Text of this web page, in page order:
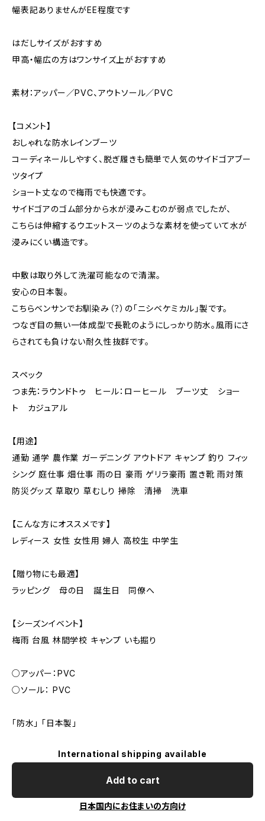
幅表記ありませんがEE程度です
はだしサイズがおすすめ
甲高・幅広の方はワンサイズ上がおすすめ
素材：アッパー／PVC、アウトソール／PVC
【コメント】
おしゃれな防水レインブーツ
コーディネールしやすく、脱ぎ履きも簡単で人気のサイドゴアブー
ツタイプ
ショート丈なので梅雨でも快適です。
サイドゴアのゴム部分から水が浸みこむのが弱点でしたが、
こちらは伸縮するウエットスーツのような素材を使っていて水が
浸みにくい構造です。
中敷は取り外して洗濯可能なので清潔。
安心の日本製。
こちらベンサンでお馴染み（？）の「ニシベケミカル」製です。
つなぎ目の無い一体成型で長靴のようにしっかり防水。風雨にさ
らされても負けない耐久性抜群です。
スペック
つま先：ラウンドトゥ ヒール：ローヒール ブーツ丈 ショー
ト カジュアル
【用途】
通勤 通学 農作業 ガーデニング アウトドア キャンプ 釣り フィッ
シング 庭仕事 畑仕事 雨の日 豪雨 ゲリラ豪雨 置き靴 雨対策
防災グッズ 草取り 草むしり 掃除 清掃 洗車
【こんな方にオススメです】
レディース 女性 女性用 婦人 高校生 中学生
【贈り物にも最適】
ラッピング 母の日 誕生日 同僚へ
【シーズンイベント】
梅雨 台風 林間学校 キャンプ いも掘り
○アッパー：PVC
○ソール： PVC
「防水」 「日本製」
International shipping available
Add to cart
日本国内にお住まいの方向け